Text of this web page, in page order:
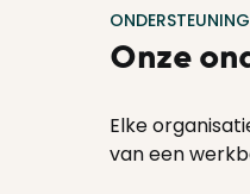
Onze
Elke
van een